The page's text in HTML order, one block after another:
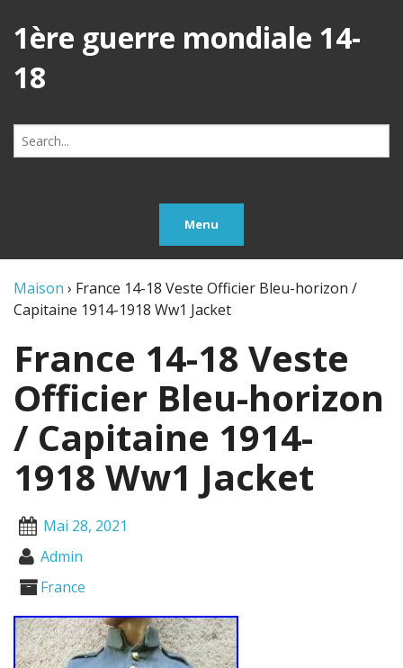
1ère guerre mondiale 14-
18
Search
for:
Menu
Maison › France 14-18 Veste Officier Bleu-horizon /
Capitaine 1914-1918 Ww1 Jacket
France 14-18 Veste
Officier Bleu-horizon
/ Capitaine 1914-
1918 Ww1 Jacket
Mai 28, 2021
Admin
France